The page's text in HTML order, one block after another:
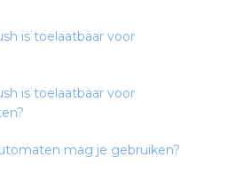
is toelaatbaar voor
is toelaatbaar voor
mag je gebruiken?